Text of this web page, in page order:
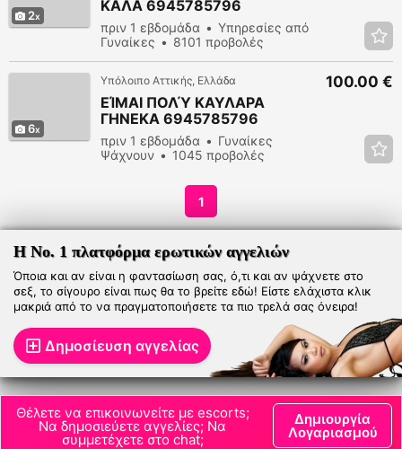
2
ΚΑΛΑ 6945785796
πριν 1 εβδομάδα
Υπηρεσίες από
Γυναίκες
8101 προβολές
6
Υπόλοιπο Αττικής, Ελλάδα
ΕΊΜΑΙ ΠΟΛΎ ΚΑΥΛΑΡΑ
ΓΗΝΕΚΑ 6945785796
πριν 1 εβδομάδα
Γυναίκες
Ψάχνουν
1045 προβολές
100.00 €
1
Η Νο. 1 πλατφόρμα ερωτικών αγγελιών
Όποια και αν είναι η φαντασίωση σας, ό,τι και αν ψάχνετε στο
σεξ, το σίγουρο είναι πως θα το βρείτε εδώ! Είστε ελάχιστα κλικ
μακριά από το να πραγματοποιήσετε τα πιο τρελά σας όνειρα!
Δημοσίευση αγγελίας
Θέλετε να επικοινωνείτε με escorts;
Να δημοσιεύετε αγγελίες; Να
συμμετέχετε στο chat;
Δημιουργία
Λογαριασμού